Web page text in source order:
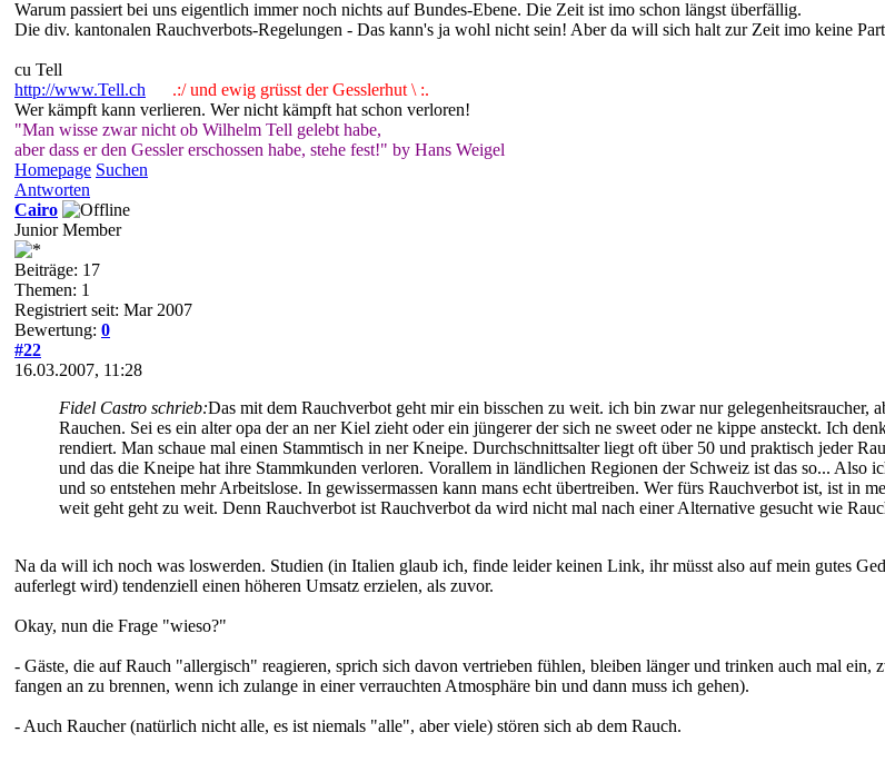
Warum passiert bei uns eigentlich immer noch nichts auf Bundes-Ebene. Die Zeit ist imo schon längst überfällig.
Die div. kantonalen Rauchverbots-Regelungen - Das kann's ja wohl nicht sein! Aber da will sich halt zur Zeit imo keine
cu Tell
http://www.Tell.ch
.:/ und ewig grüsst der Gesslerhut \ :.
Wer kämpft kann verlieren. Wer nicht kämpft hat schon verloren!
"Man wisse zwar nicht ob Wilhelm Tell gelebt habe,
aber dass er den Gessler erschossen habe, stehe fest!" by Hans Weigel
Homepage Suchen
Antworten
Cairo
Junior Member
Beiträge: 17
Themen: 1
Registriert seit: Mar 2007
Bewertung: 0
#22
16.03.2007, 11:28
Fidel Castro schrieb:Das mit dem Rauchverbot geht mir ein bisschen zu weit. ich bin zwar nur gelegenheitsraucher,
Rauchen. Sei es ein alter opa der an ner Kiel zieht oder ein jüngerer der sich ne sweet oder ne kippe ansteckt. Ich
rendiert. Man schaue mal einen Stammtisch in ner Kneipe. Durchschnittsalter liegt oft über 50 und praktisch jeder
und das die Kneipe hat ihre Stammkunden verloren. Vorallem in ländlichen Regionen der Schweiz ist das so...
und so entstehen mehr Arbeitslose. In gewissermassen kann mans echt übertreiben. Wer fürs Rauchverbot ist, ist in
weit geht geht zu weit. Denn Rauchverbot ist Rauchverbot da wird nicht mal nach einer Alternative gesucht wie
Na da will ich noch was loswerden. Studien (in Italien glaub ich, finde leider keinen Link, ihr müsst also auf mein gutes
auferlegt wird) tendenziell einen höheren Umsatz erzielen, als zuvor.
Okay, nun die Frage "wieso?"
- Gäste, die auf Rauch "allergisch" reagieren, sprich sich davon vertrieben fühlen, bleiben länger und trinken auch mal
fangen an zu brennen, wenn ich zulange in einer verrauchten Atmosphäre bin und dann muss ich gehen).
- Auch Raucher (natürlich nicht alle, es ist niemals "alle", aber viele) stören sich ab dem Rauch.